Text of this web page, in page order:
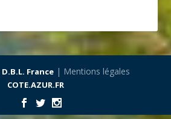
D.B.L. France| Mentions légales
COTE.AZUR.FR